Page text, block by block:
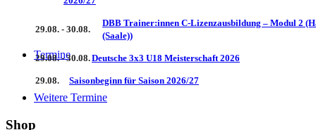
Termine
29.08. - 30.08.
DBB Trainer:innen C-Lizenzausbildung – Modul 2
(Saale))
29.08. - 30.08.Deutsche 3x3 U18 Meisterschaft 2026
29.08. Saisonbeginn für Saison 2026/27
Weitere Termine
Shop